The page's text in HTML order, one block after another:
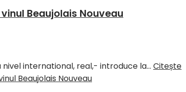
Beaujolais Nouveau
nivel international, real,- introduce la… Citește
Beaujolais Nouveau